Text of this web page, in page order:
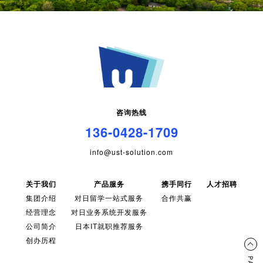
咨询热线
136-0428-1709
info@ust-solution.com
关于我们
集团介绍
经营理念
公司简介
创办历程
产品服务
对日留学一站式服务
对日业务系统开发服务
日本IT就职推荐服务
携手同行
合作共赢
人才招聘